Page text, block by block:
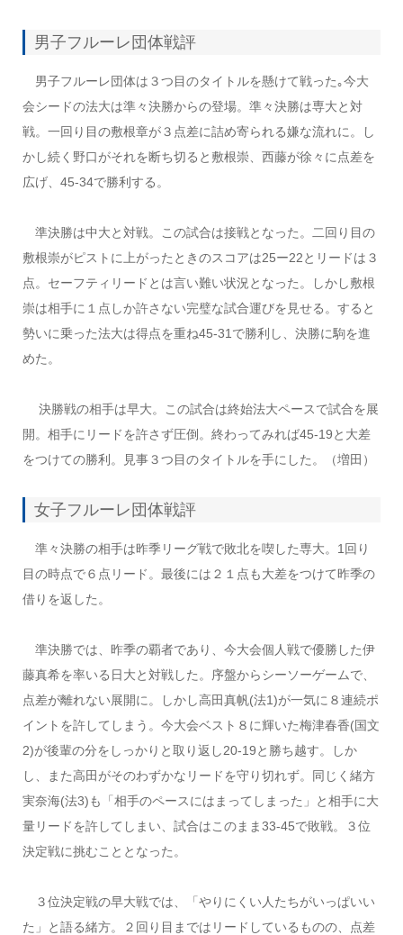
男子フルーレ団体戦評
男子フルーレ団体は３つ目のタイトルを懸けて戦った｡今大
会シードの法大は準々決勝からの登場。準々決勝は専大と対
戦。一回り目の敷根章が３点差に詰め寄られる嫌な流れに。し
かし続く野口がそれを断ち切ると敷根崇、西藤が徐々に点差を
広げ、45‐34で勝利する。
準決勝は中大と対戦。この試合は接戦となった。二回り目の
敷根崇がピストに上がったときのスコアは25ー22とリードは３
点。セーフティリードとは言い難い状況となった。しかし敷根
崇は相手に１点しか許さない完璧な試合運びを見せる。すると
勢いに乗った法大は得点を重ね45‐31で勝利し、決勝に駒を進
めた。
決勝戦の相手は早大。この試合は終始法大ペースで試合を展
開。相手にリードを許さず圧倒。終わってみれば45‐19と大差
をつけての勝利。見事３つ目のタイトルを手にした。（増田）
女子フルーレ団体戦評
準々決勝の相手は昨季リーグ戦で敗北を喫した専大。1回り
目の時点で６点リード。最後には２１点も大差をつけて昨季の
借りを返した。
準決勝では、昨季の覇者であり、今大会個人戦で優勝した伊
藤真希を率いる日大と対戦した。序盤からシーソーゲームで、
点差が離れない展開に。しかし高田真帆(法1)が一気に８連続ポ
イントを許してしまう。今大会ベスト８に輝いた梅津春香(国文
2)が後輩の分をしっかりと取り返し20-19と勝ち越す。しか
し、また高田がそのわずかなリードを守り切れず。同じく緒方
実奈海(法3)も「相手のペースにはまってしまった」と相手に大
量リードを許してしまい、試合はこのまま33-45で敗戦。３位
決定戦に挑むこととなった。
３位決定戦の早大戦では、「やりにくい人たちがいっぱいい
た」と語る緒方。２回り目まではリードしているものの、点差